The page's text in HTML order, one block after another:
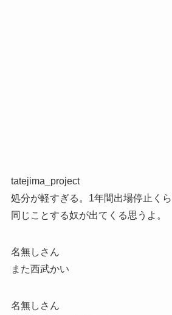
tatejima_project
処分が軽すぎる。1年間出場停止く
同じことする奴が出てくる思うよ。
名無しさん
また西武かい
名無しさん